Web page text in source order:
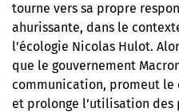
tourne vers sa propre
ahurissante, dans le
l’écologie Nicolas Hulot.
que le gouvernement
communication, promeut
et prolonge l’utilisation des